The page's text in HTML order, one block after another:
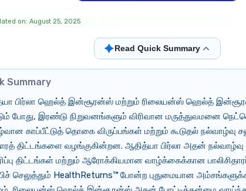
on: August 25, 2025
✦Read Quick Summary
Summary
பிர்லா ஹெல்த் இன்சூரன்ஸ் மற்றும் ரிலையன்ஸ் ஹெல்த்
போது, இரண்டு நிறுவனங்களும் விரிவான மருத்துவமனை
காப்பீட்டுத் தொகை விருப்பங்கள் மற்றும் கூடுதல் நல்வாழ்வு
திட்டங்களை வழங்குகின்றன. ஆதித்யா பிர்லா அதன்
திட்டங்கள் மற்றும் ஆரோக்கியமான வாழ்க்கைக்கான
செலுத்தும் HealthReturns™ போன்ற புதுமையான